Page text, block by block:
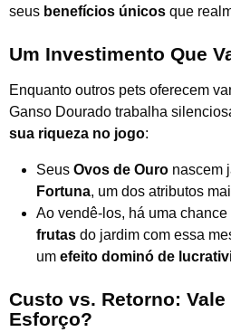
seus benefícios únicos que
Um Investimento Que
Enquanto outros pets oferecem
Ganso Dourado trabalha
sua riqueza no jogo:
Seus Ovos de Ouro nascem
Fortuna, um dos atributos
Ao vendê-los, há uma chance
frutas do jardim com essa
um efeito dominó de
Custo vs. Retorno: Vale
Esforço?